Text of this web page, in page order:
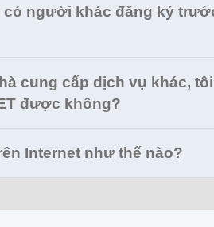
có người khác đăng ký
cung cấp dịch vụ khác,
được không?
Internet như thế nào?